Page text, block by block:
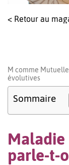
< Retour au
M comme
évolutives
Sommaire
Maladie
parle-t-